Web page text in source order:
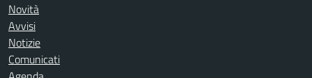
Novità
Avvisi
Notizie
Comunicati